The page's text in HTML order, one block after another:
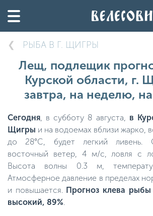
РЫБА В Г. ЩИГРЫ
Лещ, подлещик
Курской области, г.
завтра, на неделю,
Сегодня, в субботу 8 августа, в
Щигры и на водоемах вблизи жарко,
до 28°C, будет легкий ливень.
восточный ветер, 4 м/с, ловля с
Высота волны 0.3 м,
Атмосферное давление в пределах
и повышается. Прогноз клева
высокий, 89%.